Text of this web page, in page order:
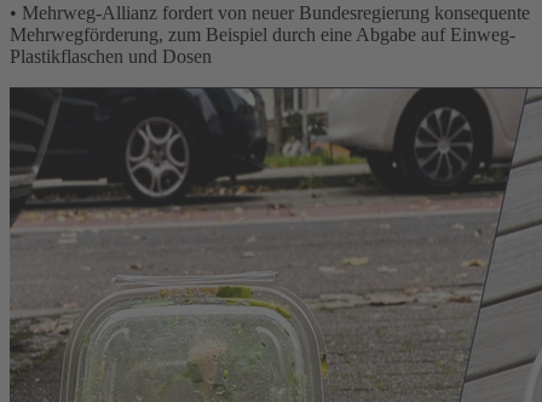
• Mehrweg-Allianz fordert von neuer Bundesregierung konsequente
Mehrwegförderung, zum Beispiel durch eine Abgabe auf Einweg-
Plastikflaschen und Dosen